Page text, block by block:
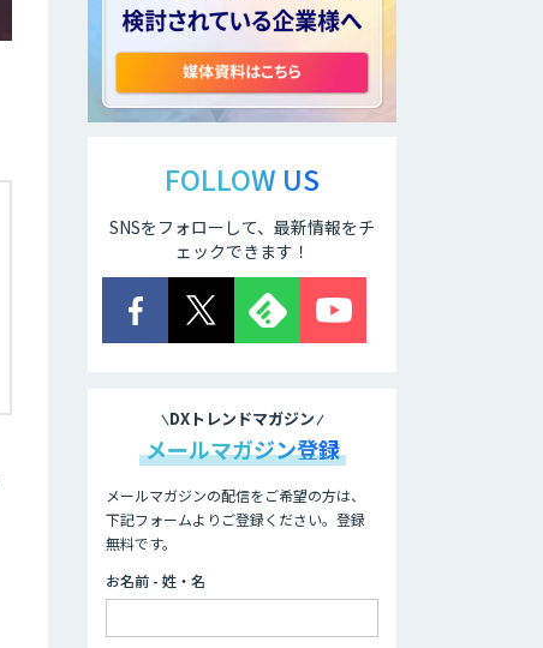
FOLLOW US
SNSをフォローして、最新情報をチ
ェックできます！
DXトレンドマガジン
メールマガジン登録
メールマガジンの配信をご希望の方は、
下記フォームよりご登録ください。登録
無料です。
お名前 - 姓・名